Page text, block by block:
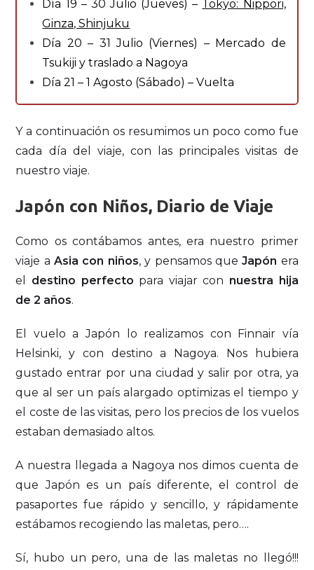
Día 19 – 30 Julio (Jueves) –
Tokyo: Nippori,
Ginza, Shinjuku
Día 20 – 31 Julio (Viernes) – Mercado de
Tsukiji y traslado a Nagoya
Día 21 – 1 Agosto (Sábado) – Vuelta
Y a continuación os resumimos un poco como fue
cada día del viaje, con las principales visitas de
nuestro viaje.
Japón con Niños, Diario de Viaje
Como os contábamos antes, era nuestro primer
viaje aAsia con niños, y pensamos queJapón era
el destino perfecto para viajar con nuestra hija
de 2 años.
El vuelo a Japón lo realizamos con Finnair vía
Helsinki, y con destino a Nagoya. Nos hubiera
gustado entrar por una ciudad y salir por otra, ya
que al ser un país alargado optimizas el tiempo y
el coste de las visitas, pero los precios de los vuelos
estaban demasiado altos.
A nuestra llegada a Nagoya nos dimos cuenta de
que Japón es un país diferente, el control de
pasaportes fue rápido y sencillo, y rápidamente
estábamos recogiendo las maletas, pero….
Sí, hubo un pero, una de las maletas no llegó!!!